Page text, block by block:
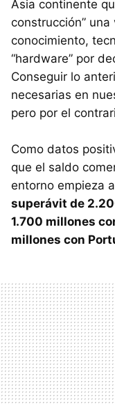
Asia continente
construcción”
conocimiento,
“hardware” por
Conseguir lo
necesarias en
pero por el
Como datos
que el saldo
entorno empieza
superávit de
1.700 millones
millones con